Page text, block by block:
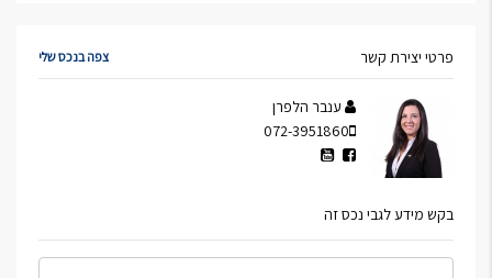
פרטי יצירת קשר צפה בנכס שלי
ענבר הלפרן
072-3951860
בקש מידע לגבי נכס זה